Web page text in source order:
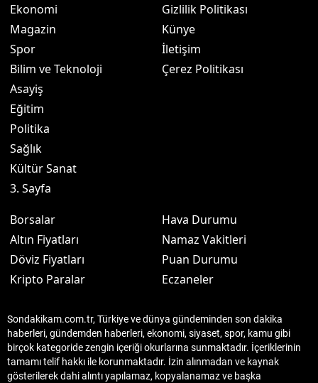
Ekonomi
Magazin
Spor
Bilim ve Teknoloji
Asayiş
Eğitim
Politika
Sağlık
Kültür Sanat
3. Sayfa
Gizlilik Politikası
Künye
İletişim
Çerez Politikası
Borsalar
Altın Fiyatları
Döviz Fiyatları
Kripto Paralar
Hava Durumu
Namaz Vakitleri
Puan Durumu
Eczaneler
Sondakikam.com.tr, Türkiye ve dünya gündeminden son dakika
haberleri, gündemden haberleri, ekonomi, siyaset, spor, kamu gibi
birçok kategoride zengin içeriği okurlarına sunmaktadır. İçeriklerinin
tamamı telif hakkı ile korunmaktadır. İzin alınmadan ve kaynak
gösterilerek dahi alıntı yapılamaz, kopyalanamaz ve başka